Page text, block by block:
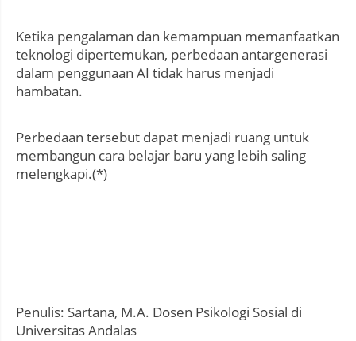
Ketika pengalaman dan kemampuan memanfaatkan
teknologi dipertemukan, perbedaan antargenerasi
dalam penggunaan AI tidak harus menjadi
hambatan.
Perbedaan tersebut dapat menjadi ruang untuk
membangun cara belajar baru yang lebih saling
melengkapi.(*)
Penulis: Sartana, M.A. Dosen Psikologi Sosial di
Universitas Andalas